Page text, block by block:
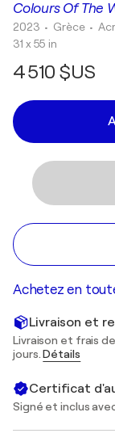
Colours Of The
2023 • Grèce •
31 x 55 in
4 510 $US
Achetez en
Livraison et
Livraison et frais
jours.Détails
Certificat
Signé et inclus